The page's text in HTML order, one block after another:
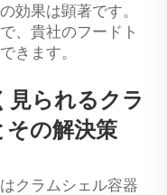
効果は顕著です。
、貴社のフードト
きます。
見られるクラ
その解決策
クラムシェル容器